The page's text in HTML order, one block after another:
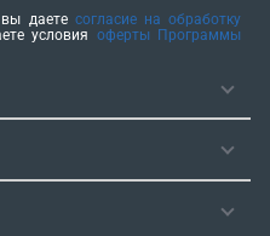
даете согласие на обработку
условия оферты Программы